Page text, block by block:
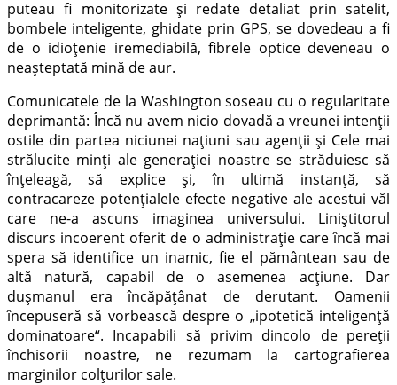
puteau fi monitorizate şi redate detaliat prin satelit,
bombele inteligente, ghidate prin GPS, se dovedeau a fi
de o idioţenie iremediabilă, fibrele optice deveneau o
neaşteptată mină de aur.
Comunicatele de la Washington soseau cu o regularitate
deprimantă: Încă nu avem nicio dovadă a vreunei intenţii
ostile din partea niciunei naţiuni sau agenţii şi Cele mai
strălucite minţi ale generaţiei noastre se străduiesc să
înţeleagă, să explice şi, în ultimă instanţă, să
contracareze potenţialele efecte negative ale acestui văl
care ne-a ascuns imaginea universului. Liniştitorul
discurs incoerent oferit de o administraţie care încă mai
spera să identifice un inamic, fie el pământean sau de
altă natură, capabil de o asemenea acţiune. Dar
duşmanul era încăpăţânat de derutant. Oamenii
începuseră să vorbească despre o „ipotetică inteligenţă
dominatoare“. Incapabili să privim dincolo de pereţii
închisorii noastre, ne rezumam la cartografierea
marginilor colţurilor sale.